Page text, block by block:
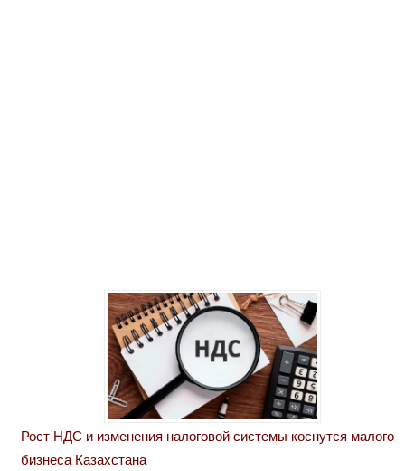
Рост НДС и изменения налоговой системы коснутся малого
бизнеса Казахстана